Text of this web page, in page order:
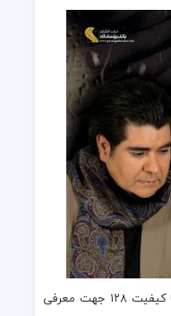
برای حمایت از صاحب اثر، آلبوم فقط با کیفیت ۱۲۸ جهت معرفی